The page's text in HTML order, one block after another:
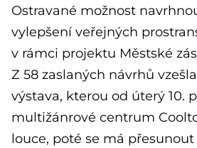
Ostravané možnost
vylepšení veřejných
v rámci projektu Městské
Z 58 zaslaných návrhů
výstava, kterou od úterý 10.
multižánrové centrum
louce, poté se má